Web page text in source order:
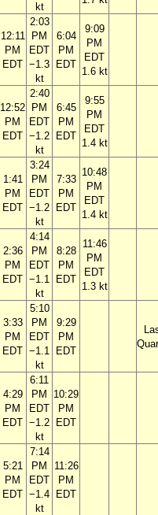
kt
12:11
PM
EDT
2:03
PM
EDT
−1.3
kt
6:04
PM
EDT
9:09
PM
EDT
1.6 kt
12:52
PM
EDT
2:40
PM
EDT
−1.2
kt
6:45
PM
EDT
9:55
PM
EDT
1.4 kt
1:41
PM
EDT
3:24
PM
EDT
−1.2
kt
7:33
PM
EDT
10:48
PM
EDT
1.4 kt
2:36
PM
EDT
4:14
PM
EDT
−1.1
kt
8:28
PM
EDT
11:46
PM
EDT
1.3 kt
3:33
PM
EDT
5:10
PM
EDT
−1.1
kt
9:29
PM
EDT
4:29
PM
EDT
6:11
PM
EDT
−1.2
kt
10:29
PM
EDT
5:21
PM
EDT
7:14
PM
EDT
−1.4
kt
11:26
PM
EDT